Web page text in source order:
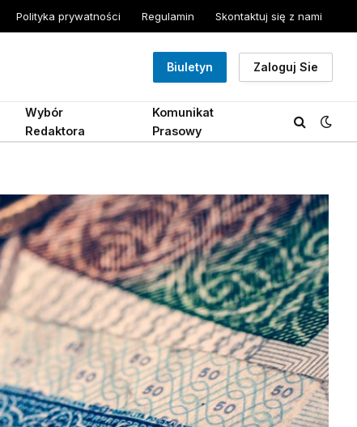
Polityka prywatności Regulamin Skontaktuj się z nami
Biuletyn Zaloguj Sie
Wybór
Redaktora
Komunikat
Prasowy